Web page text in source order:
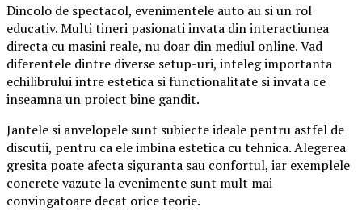
Dincolo de spectacol, evenimentele auto au si un rol
educativ. Multi tineri pasionati invata din interactiunea
directa cu masini reale, nu doar din mediul online. Vad
diferentele dintre diverse setup-uri, inteleg importanta
echilibrului intre estetica si functionalitate si invata ce
inseamna un proiect bine gandit.
Jantele si anvelopele sunt subiecte ideale pentru astfel de
discutii, pentru ca ele imbina estetica cu tehnica. Alegerea
gresita poate afecta siguranta sau confortul, iar exemplele
concrete vazute la evenimente sunt mult mai
convingatoare decat orice teorie.